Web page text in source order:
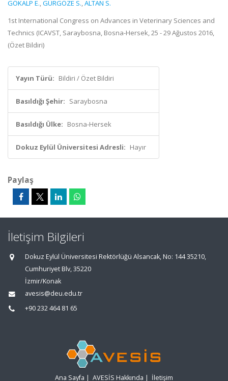
GÖKALP E.,GÜRGÖZE S.,ALTAN S.
1st International Congress on Advances in Veterinary Sciences and
Technics (ICAVST, Saraybosna, Bosna-Hersek, 25 - 29 Ağustos 2016,
(Özet Bildiri)
Yayın Türü: Bildiri / Özet Bildiri
Basıldığı Şehir: Saraybosna
Basıldığı Ülke: Bosna-Hersek
Dokuz Eylül Üniversitesi Adresli: Hayır
Paylaş
İletişim Bilgileri
Dokuz Eylül Üniversitesi Rektörlüğü Alsancak, No: 144 35210,
Cumhuriyet Blv, 35220
İzmir/Konak
avesis@deu.edu.tr
+90 232 464 81 65
Ana Sayfa | AVESİS Hakkında | İletişim